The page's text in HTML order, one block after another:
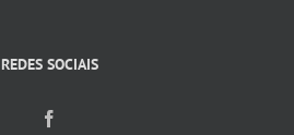
REDES SOCIAIS